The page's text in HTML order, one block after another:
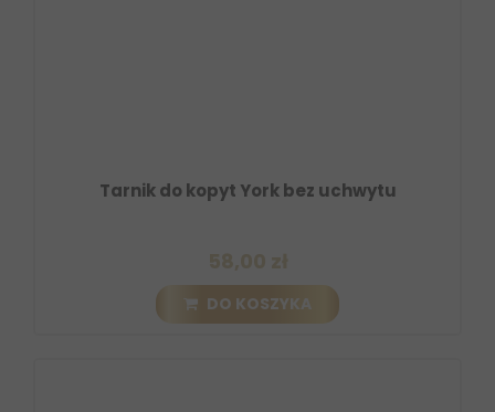
Tarnik do kopyt York bez uchwytu
DO KOSZYKA